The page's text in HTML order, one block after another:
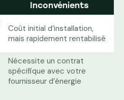
Inconvénients
Coût initial d’installation,
mais rapidement rentabilisé
Nécessite un contrat
spécifique avec votre
fournisseur d’énergie